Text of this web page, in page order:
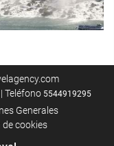
Teléfono 5544919295
Generales
de cookies